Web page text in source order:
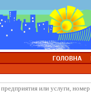
ГОЛОВНА